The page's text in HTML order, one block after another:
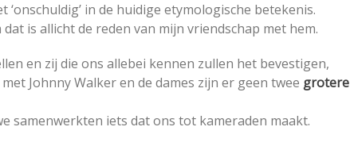
in de huidige etymologische betekenis.
is allicht de reden van mijn vriendschap met hem.
en zij die ons allebei kennen zullen het bevestigen,
Johnny Walker en de dames zijn er geen twee grotere
samenwerkten iets dat ons tot kameraden maakt.